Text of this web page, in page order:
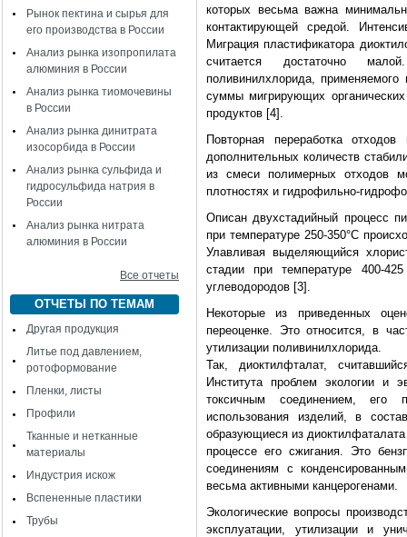
Рынок пектина и сырья для
его производства в России
Анализ рынка изопропилата
алюминия в России
Анализ рынка тиомочевины
в России
Анализ рынка динитрата
изосорбида в России
Анализ рынка сульфида и
гидросульфида натрия в
России
Анализ рынка нитрата
алюминия в России
Все отчеты
ОТЧЕТЫ ПО ТЕМАМ
Другая продукция
Литье под давлением,
ротоформование
Пленки, листы
Профили
Тканные и нетканные
материалы
Индустрия искож
Вспененные пластики
Трубы
которых весьма важна
контактирующей средой.
Миграция пластификатора
считается достаточно
поливинилхлорида,
суммы мигрирующих
продуктов [4].
Повторная переработка
дополнительных количеств
из смеси полимерных отходов
плотностях и гидрофильно-
Описан двухстадийный процесс
при температуре 250-350°С
Улавливая выделяющийся
стадии при температуре 400-
углеводородов [3].
Некоторые из приведенных
переоценке. Это относится, в
утилизации поливинилхлорида.
Так, диоктилфталат,
Института проблем экологии и
токсичным соединением, его
использования изделий, в
образующиеся из
процессе его сжигания. Это
соединениям с
весьма активными канцерогенами.
Экологические вопросы
эксплуатации, утилизации и